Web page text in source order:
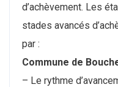
d’achèvement. Les
stades avancés
par :
Commune de
– Le rythme